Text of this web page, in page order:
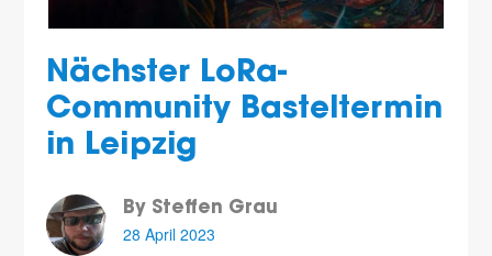
Nächster LoRa-
Community Basteltermin
in Leipzig
By Steffen Grau
28 April 2023